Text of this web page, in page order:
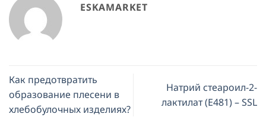
ESKAMARKET
Как предотвратить
образование плесени в
хлебобулочных изделиях?
Натрий стеароил-2-
лактилат (E481) – SSL